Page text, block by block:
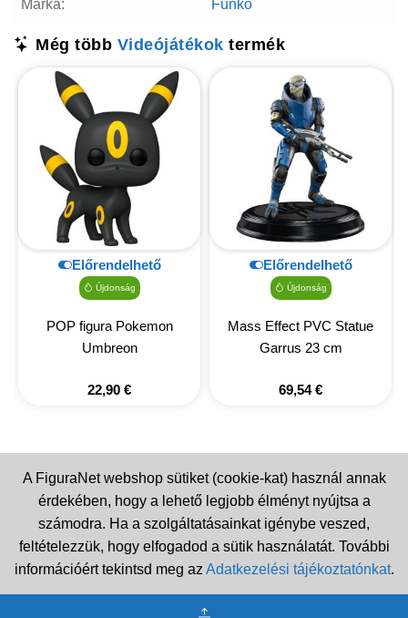
Márka: Funko
Még több Videójátékok termék
Előrendelhető
Újdonság
POP figura Pokemon
Umbreon
22,90 €
Előrendelhető
Újdonság
Mass Effect PVC Statue
Garrus 23 cm
69,54€
A FiguraNet webshop sütiket (cookie-kat) használ annak
érdekében, hogy a lehető legjobb élményt nyújtsa a
számodra. Ha a szolgáltatásainkat igénybe veszed,
feltételezzük, hogy elfogadod a sütik használatát. További
információért tekintsd meg az Adatkezelési tájékoztatónkat.